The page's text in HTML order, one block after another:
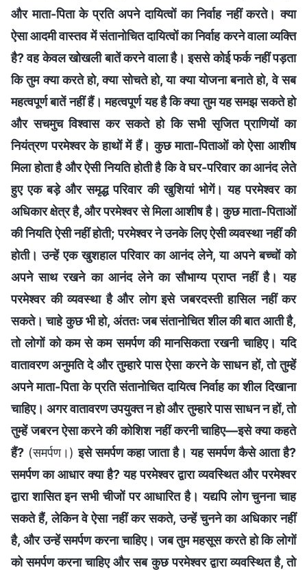
और माता-पिता के प्रति अपने दायित्वों का निर्वाह नहीं करते। क्या
ऐसा आदमी वास्तव में संतानोचित दायित्वों का निर्वाह करने वाला व्यक्ति
है? वह केवल खोखली बातें करने वाला है। इससे कोई फर्क नहीं पड़ता
कि तुम क्या करते हो, क्या सोचते हो, या क्या योजना बनाते हो, वे सब
महत्वपूर्ण बातें नहीं हैं। महत्वपूर्ण यह है कि क्या तुम यह समझ सकते हो
और सचमुच विश्वास कर सकते हो कि सभी सृजित प्राणियों का
नियंत्रण परमेश्वर के हाथों में हैं। कुछ माता-पिताओं को ऐसा आशीष
मिला होता है और ऐसी नियति होती है कि वे घर-परिवार का आनंद लेते
हुए एक बड़े और समृद्ध परिवार की खुशियां भोगें। यह परमेश्वर का
अधिकार क्षेत्र है, और परमेश्वर से मिला आशीष है। कुछ माता-पिताओं
की नियति ऐसी नहीं होती; परमेश्वर ने उनके लिए ऐसी व्यवस्था नहीं की
होती। उन्हें एक खुशहाल परिवार का आनंद लेने, या अपने बच्चों को
अपने साथ रखने का आनंद लेने का सौभाग्य प्राप्त नहीं है। यह
परमेश्वर की व्यवस्था है और लोग इसे जबरदस्ती हासिल नहीं कर
सकते। चाहे कुछ भी हो, अंततः जब संतानोचित शील की बात आती है,
तो लोगों को कम से कम समर्पण की मानसिकता रखनी चाहिए। यदि
वातावरण अनुमति दे और तुम्हारे पास ऐसा करने के साधन हों, तो तुम्हें
अपने माता-पिता के प्रति संतानोचित दायित्व निर्वाह का शील दिखाना
चाहिए। अगर वातावरण उपयुक्त न हो और तुम्हारे पास साधन न हों, तो
तुम्हें जबरन ऐसा करने की कोशिश नहीं करनी चाहिए—इसे क्या कहते
हैं? (समर्पण।)इसे समर्पण कहा जाता है। यह समर्पण कैसे आता है?
समर्पण का आधार क्या है? यह परमेश्वर द्वारा व्यवस्थित और परमेश्वर
द्वारा शासित इन सभी चीजों पर आधारित है। यद्यपि लोग चुनना चाह
सकते हैं, लेकिन वे ऐसा नहीं कर सकते, उन्हें चुनने का अधिकार नहीं
है, और उन्हें समर्पण करना चाहिए। जब तुम महसूस करते हो कि लोगों
को समर्पण करना चाहिए और सब कुछ परमेश्वर द्वारा व्यवस्थित है, तो